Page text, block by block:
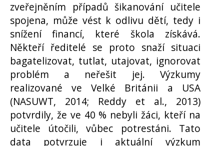
zveřejněním případů šikanování učitele
spojena, může vést k odlivu dětí, tedy i
snížení financí, které škola získává.
Někteří ředitelé se proto snaží situaci
bagatelizovat, tutlat, utajovat, ignorovat
problém a neřešit jej. Výzkumy
realizované ve Velké Británii a USA
(NASUWT, 2014; Reddy et al., 2013)
potvrdily, že ve 40 % nebyli žáci, kteří na
učitele útočili, vůbec potrestáni. Tato
data potvrzuje i aktuální výzkum